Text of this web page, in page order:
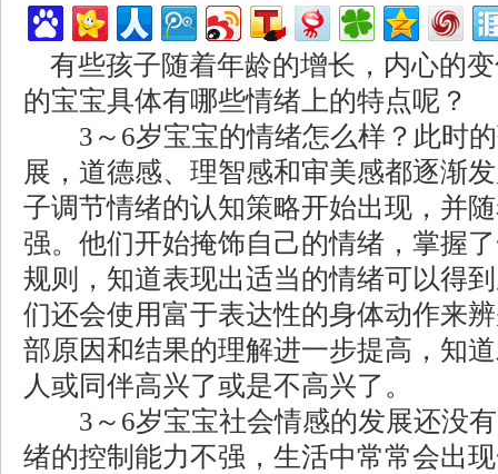
有些孩子随着年龄的增长，内心的
的宝宝具体有哪些情绪上的特点呢？
3～6岁宝宝的情绪怎么样？此时的
展，道德感、理智感和审美感都逐渐
子调节情绪的认知策略开始出现，并
强。他们开始掩饰自己的情绪，掌握
规则，知道表现出适当的情绪可以得
们还会使用富于表达性的身体动作来
部原因和结果的理解进一步提高，知
人或同伴高兴了或是不高兴了。
3～6岁宝宝社会情感的发展还没有
绪的控制能力不强，生活中常常会出